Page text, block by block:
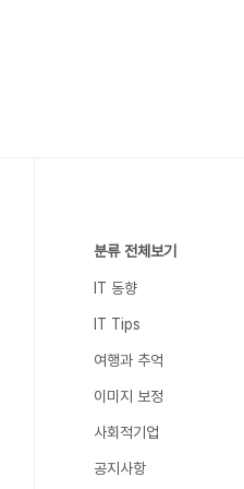
분류 전체보기
IT 동향
IT Tips
여행과 추억
이미지 보정
사회적기업
공지사항